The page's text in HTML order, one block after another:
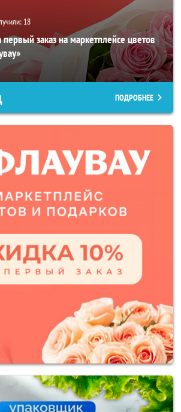
18
заказ на маркетплейсе цветов
ПОДРОБНЕЕ